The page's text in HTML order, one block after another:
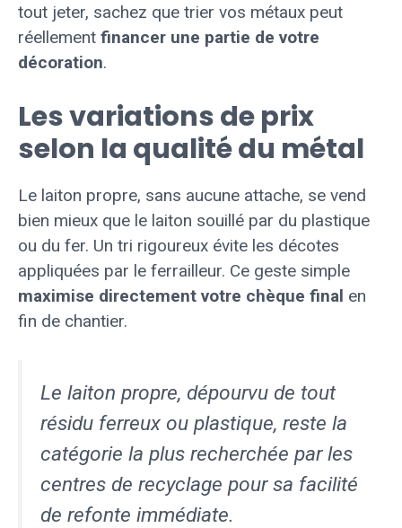
tout jeter, sachez que trier vos métaux peut
réellement financer une partie de votre
décoration.
Les variations de prix
selon la qualité du métal
Le laiton propre, sans aucune attache, se vend
bien mieux que le laiton souillé par du plastique
ou du fer. Un tri rigoureux évite les décotes
appliquées par le ferrailleur. Ce geste simple
maximise directement votre chèque final en
fin de chantier.
Le laiton propre, dépourvu de tout
résidu ferreux ou plastique, reste la
catégorie la plus recherchée par les
centres de recyclage pour sa facilité
de refonte immédiate.